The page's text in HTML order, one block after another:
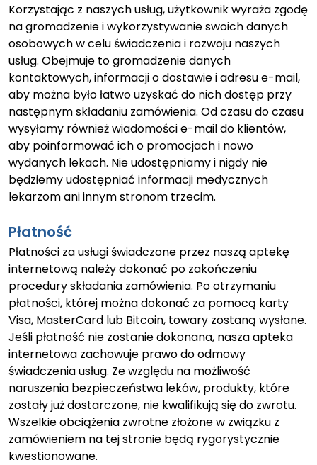
Korzystając z naszych usług, użytkownik wyraża zgodę
na gromadzenie i wykorzystywanie swoich danych
osobowych w celu świadczenia i rozwoju naszych
usług. Obejmuje to gromadzenie danych
kontaktowych, informacji o dostawie i adresu e-mail,
aby można było łatwo uzyskać do nich dostęp przy
następnym składaniu zamówienia. Od czasu do czasu
wysyłamy również wiadomości e-mail do klientów,
aby poinformować ich o promocjach i nowo
wydanych lekach. Nie udostępniamy i nigdy nie
będziemy udostępniać informacji medycznych
lekarzom ani innym stronom trzecim.
Płatność
Płatności za usługi świadczone przez naszą aptekę
internetową należy dokonać po zakończeniu
procedury składania zamówienia. Po otrzymaniu
płatności, której można dokonać za pomocą karty
Visa, MasterCard lub Bitcoin, towary zostaną wysłane.
Jeśli płatność nie zostanie dokonana, nasza apteka
internetowa zachowuje prawo do odmowy
świadczenia usług. Ze względu na możliwość
naruszenia bezpieczeństwa leków, produkty, które
zostały już dostarczone, nie kwalifikują się do zwrotu.
Wszelkie obciążenia zwrotne złożone w związku z
zamówieniem na tej stronie będą rygorystycznie
kwestionowane.